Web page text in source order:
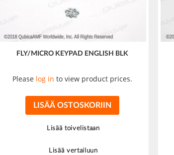
FLY/MICRO KEYPAD ENGLISH BLK
Please log in to view product prices.
LISÄÄ OSTOSKORIIN
Lisää toivelistaan
Lisää vertailuun